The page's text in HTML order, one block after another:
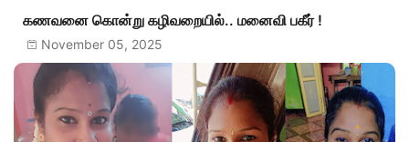
கணவனை கொன்று கழிவறையில்.. மனைவி பகீர் !
November 05, 2025